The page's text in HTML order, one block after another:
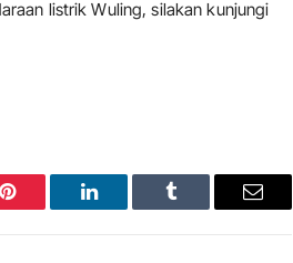
listrik Wuling, silakan kunjungi
Pinterest LinkedIn Tumblr Email